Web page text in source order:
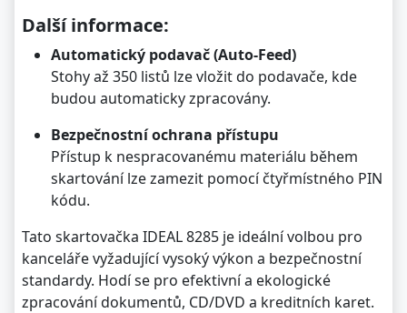
Další informace:
Automatický podavač (Auto-Feed)
Stohy až 350 listů lze vložit do podavače, kde
budou automaticky zpracovány.
Bezpečnostní ochrana přístupu
Přístup k nespracovanému materiálu během
skartování lze zamezit pomocí čtyřmístného PIN
kódu.
Tato skartovačka IDEAL 8285 je ideální volbou pro
kanceláře vyžadující vysoký výkon a bezpečnostní
standardy. Hodí se pro efektivní a ekologické
zpracování dokumentů, CD/DVD a kreditních karet.